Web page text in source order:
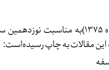
مجله ایران فردا (شماره ۲۶ تیرماه
این مقالات به چاپ رسیده‌است: